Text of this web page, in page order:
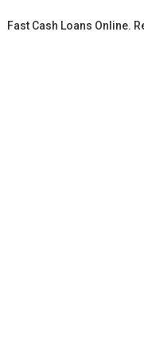
Fast Cash Loans Online.